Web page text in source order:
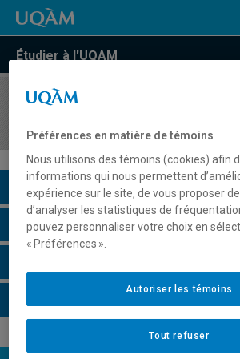
Étudier à l'UQAM
COURS//
Description du cours
Horaire - Été 2026
Préférences en matière de témoins
Nous utilisons des témoins (cookies) afin
informations qui nous permettent
expérience sur le site, de vous proposer
d’analyser les statistiques de
pouvez personnaliser votre choix en
« Préférences ».
Tout refuser
Autoriser les témoins